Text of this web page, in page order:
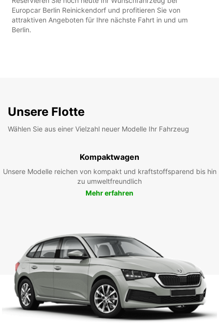
Europcar Berlin Reinickendorf und profitieren Sie von
attraktiven Angeboten für Ihre nächste Fahrt in und um
Berlin.
Unsere Flotte
Wählen Sie aus einer Vielzahl neuer Modelle Ihr Fahrzeug
Kompaktwagen
Unsere Modelle reichen von kompakt und kraftstoffsparend bis hin
zu umweltfreundlich
Mehr erfahren